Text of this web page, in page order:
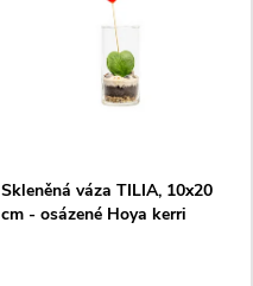
Skleněná váza TILIA, 10x20
cm - osázené Hoya kerri